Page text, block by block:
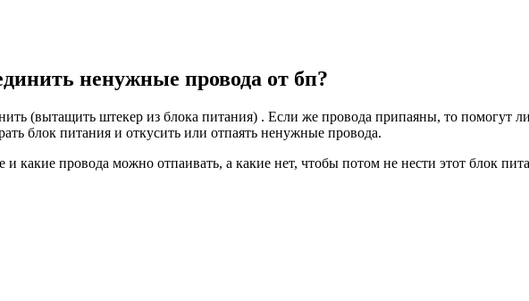
ненужные провода от бп?
(вытащить штекер из блока питания) . Если же провода припаяны, то помогут
блок питания и откусить или отпаять ненужные провода.
какие провода можно отпаивать, а какие нет, чтобы потом не нести этот блок